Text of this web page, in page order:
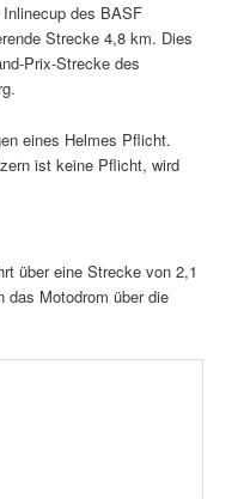
des BASF
Strecke 4,8 km. Dies
Prix-Strecke des
eines Helmes Pflicht.
ist keine Pflicht, wird
über eine Strecke von 2,1
Motodrom über die